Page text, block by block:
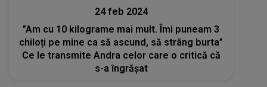
24 feb 2024
”Am cu 10 kilograme mai mult. Îmi puneam 3
chiloți pe mine ca să ascund, să strâng burta”
Ce le transmite Andra celor care o critică că
s-a îngrășat